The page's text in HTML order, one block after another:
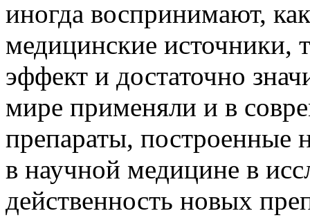
иногда воспринимают,
медицинские источники,
эффект и достаточно
мире применяли и в
препараты, построенные
в научной медицине в
действенность новых